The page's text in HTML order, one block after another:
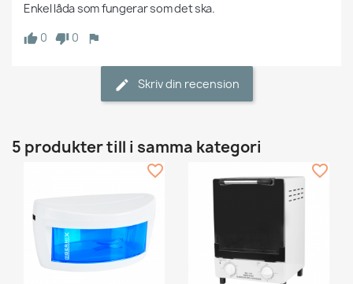
Enkel låda som fungerar som det ska.
0
0
Skriv din recension
5 produkter till i samma kategori
favorite_border favorite_border